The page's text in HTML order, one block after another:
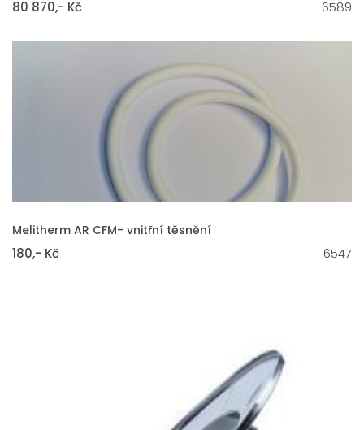
80 870,- Kč 6589
VLOŽIT DO KOŠÍKU
Melitherm AR CFM- vnitřní těsnění
180,- Kč 6547